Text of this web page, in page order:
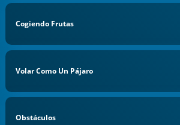
Cogiendo Frutas
Volar Como Un Pájaro
Obstáculos